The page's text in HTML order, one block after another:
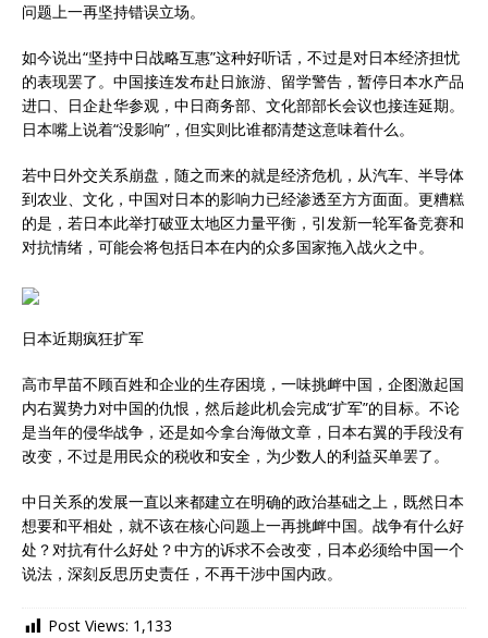
问题上一再坚持错误立场。
如今说出“坚持中日战略互惠”这种好听话，不过是对日本经济担忧
的表现罢了。中国接连发布赴日旅游、留学警告，暂停日本水产品
进口、日企赴华参观，中日商务部、文化部部长会议也接连延期。
日本嘴上说着“没影响”，但实则比谁都清楚这意味着什么。
若中日外交关系崩盘，随之而来的就是经济危机，从汽车、半导体
到农业、文化，中国对日本的影响力已经渗透至方方面面。更糟糕
的是，若日本此举打破亚太地区力量平衡，引发新一轮军备竞赛和
对抗情绪，可能会将包括日本在内的众多国家拖入战火之中。
日本近期疯狂扩军
高市早苗不顾百姓和企业的生存困境，一味挑衅中国，企图激起国
内右翼势力对中国的仇恨，然后趁此机会完成“扩军”的目标。不论
是当年的侵华战争，还是如今拿台海做文章，日本右翼的手段没有
改变，不过是用民众的税收和安全，为少数人的利益买单罢了。
中日关系的发展一直以来都建立在明确的政治基础之上，既然日本
想要和平相处，就不该在核心问题上一再挑衅中国。战争有什么好
处？对抗有什么好处？中方的诉求不会改变，日本必须给中国一个
说法，深刻反思历史责任，不再干涉中国内政。
Post Views: 1,133